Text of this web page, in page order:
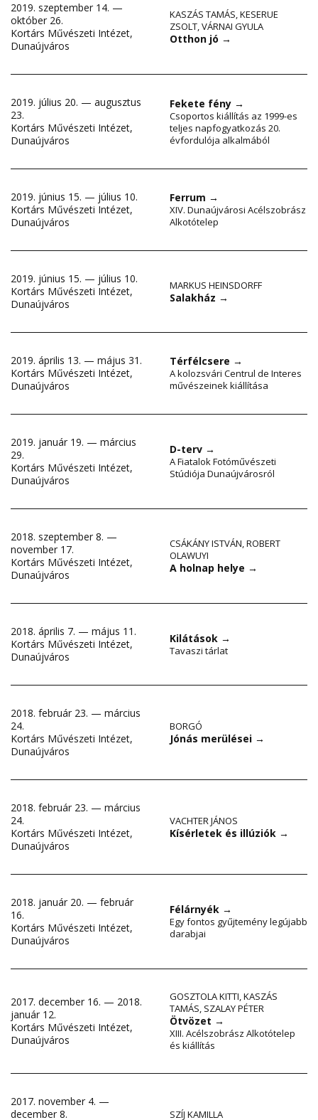
2019. szeptember 14. —
október 26.
Kortárs Művészeti Intézet,
Dunaújváros
KASZÁS TAMÁS,KESERUE
ZSOLT,VÁRNAI GYULA
Otthon jó →
2019. július 20. — augusztus
23.
Kortárs Művészeti Intézet,
Dunaújváros
Fekete fény →
Csoportos kiállítás az 1999-es
teljes napfogyatkozás 20.
évfordulója alkalmából
2019. június 15. — július 10.
Kortárs Művészeti Intézet,
Dunaújváros
Ferrum →
XIV. Dunaújvárosi Acélszobrász
Alkotótelep
2019. június 15. — július 10.
Kortárs Művészeti Intézet,
Dunaújváros
MARKUS HEINSDORFF
Salakház →
2019. április 13. — május 31.
Kortárs Művészeti Intézet,
Dunaújváros
Térfélcsere →
A kolozsvári Centrul de Interes
művészeinek kiállítása
2019. január 19. — március
29.
Kortárs Művészeti Intézet,
Dunaújváros
D-terv →
A Fiatalok Fotóművészeti
Stúdiója Dunaújvárosról
2018. szeptember 8. —
november 17.
Kortárs Művészeti Intézet,
Dunaújváros
CSÁKÁNY ISTVÁN,ROBERT
OLAWUYI
A holnap helye →
2018. április 7. — május 11.
Kortárs Művészeti Intézet,
Dunaújváros
Kilátások →
Tavaszi tárlat
2018. február 23. — március
24.
Kortárs Művészeti Intézet,
Dunaújváros
BORGÓ
Jónás merülései →
2018. február 23. — március
24.
Kortárs Művészeti Intézet,
Dunaújváros
VACHTER JÁNOS
Kísérletek és illúziók →
2018. január 20. — február
16.
Kortárs Művészeti Intézet,
Dunaújváros
Félárnyék →
Egy fontos gyűjtemény legújabb
darabjai
2017. december 16. — 2018.
január 12.
Kortárs Művészeti Intézet,
Dunaújváros
GOSZTOLA KITTI,KASZÁS
TAMÁS, SZALAY PÉTER
Ötvözet →
XIII. Acélszobrász Alkotótelep
és kiállítás
2017. november 4. —
december 8.
SZÍJ KAMILLA